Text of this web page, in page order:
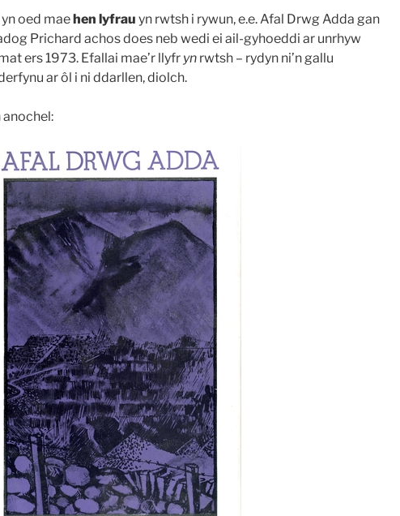
oed maehen lyfrau yn rwtsh i rywun, e.e. Afal Drwg Adda gan
Prichard achos does neb wedi ei ail-gyhoeddi ar unrhyw
ers 1973. Efallai mae’r llyfr yn rwtsh – rydyn ni’n gallu
ar ôl i ni ddarllen, diolch.
anochel: